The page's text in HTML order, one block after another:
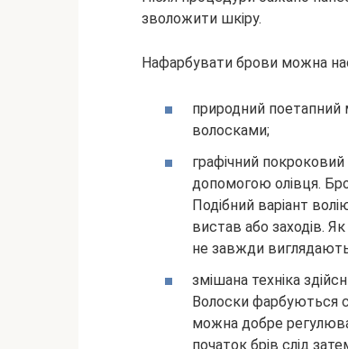
зволожити шкіру.
Нафарбувати брови можна
природний поетапний
волосками;
графічний
допомогою олівця.
Подібний варіант
вистав або заходів.
не завжди
змішана техніка
Волоски фарбуються
можна добре
початок брів слід